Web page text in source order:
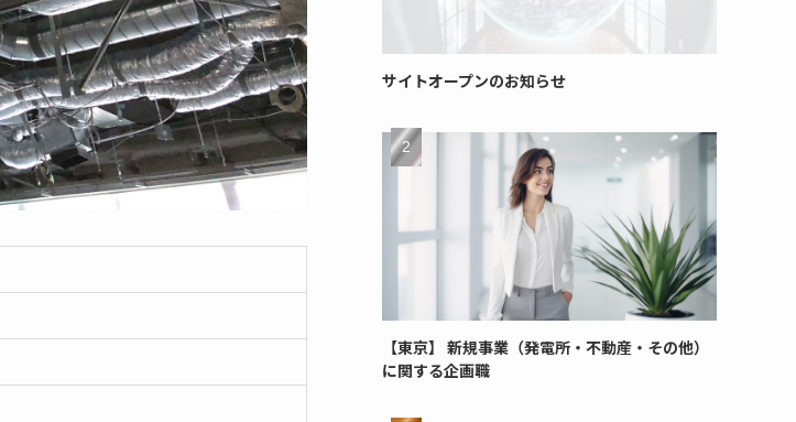
サイトオープンのお知らせ
【東京】 新規事業（発電所・不動産・その他）
に関する企画職